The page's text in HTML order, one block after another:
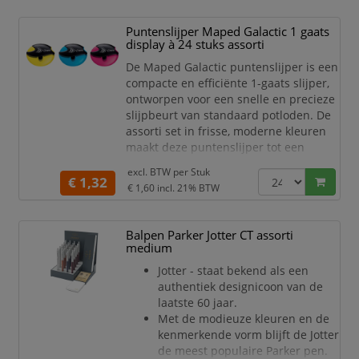
schrijfpunt voor een fors en
krachtig handschrift.
Inhoud display: 12 stuks goud, 12
stuks zilver en 12 stuks wit.
Schrijfbreedte 0.5mm -
kogelbreedte 1.0mm.
Puntenslijper Maped Galactic 1 gaats
display à 24 stuks assorti
De Maped Galactic puntenslijper is een
compacte en efficiënte 1-gaats slijper,
ontworpen voor een snelle en precieze
slijpbeurt van standaard potloden. De
assorti set in frisse, moderne kleuren
maakt deze puntenslijper tot een
kantoorgebruikers. Door het slanke
ontwerp is de puntenslijper
of tas, zodat je altijd een scherpe punt
bij de hand hebt.
Deze set wordt geleverd in
€ 1,32
excl. BTW per Stuk
€ 1,60 incl. 21% BTW
Balpen Parker Jotter CT assorti
medium
Jotter - staat bekend als een
authentiek designicoon van de
laatste 60 jaar.
Met de modieuze kleuren en de
kenmerkende vorm blijft de Jotter
de meest populaire Parker pen.